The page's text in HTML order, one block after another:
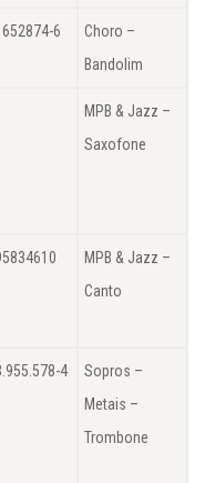
6
Choro –
Bandolim
MPB & Jazz –
Saxofone
MPB & Jazz –
Canto
4
Sopros –
Metais –
Trombone